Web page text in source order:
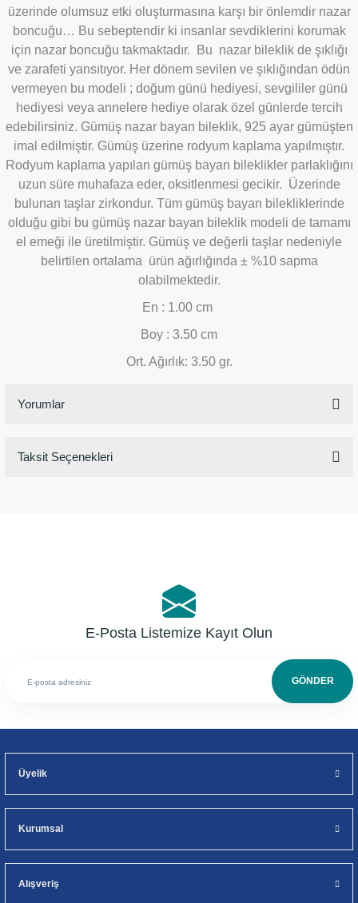
üzerinde olumsuz etki oluşturmasına karşı bir önlemdir nazar
boncuğu… Bu sebeptendir ki insanlar sevdiklerini korumak
için nazar boncuğu takmaktadır. Bu nazar bileklik de şıklığı
ve zarafeti yansıtıyor. Her dönem sevilen ve şıklığından ödün
vermeyen bu modeli ; doğum günü hediyesi, sevgililer günü
hediyesi veya annelere hediye olarak özel günlerde tercih
edebilirsiniz. Gümüş nazar bayan bileklik, 925 ayar gümüşten
imal edilmiştir. Gümüş üzerine rodyum kaplama yapılmıştır.
Rodyum kaplama yapılan gümüş bayan bileklikler parlaklığını
uzun süre muhafaza eder, oksitlenmesi gecikir. Üzerinde
bulunan taşlar zirkondur. Tüm gümüş bayan bilekliklerinde
olduğu gibi bu gümüş nazar bayan bileklik modeli de tamamı
el emeği ile üretilmiştir. Gümüş ve değerli taşlar nedeniyle
belirtilen ortalama ürün ağırlığında ± %10 sapma
olabilmektedir.
En : 1.00 cm
Boy : 3.50 cm
Ort. Ağırlık: 3.50 gr.
Yorumlar
Taksit Seçenekleri
E-Posta Listemize Kayıt Olun
GÖNDER
Üyelik
Kurumsal
Alışveriş